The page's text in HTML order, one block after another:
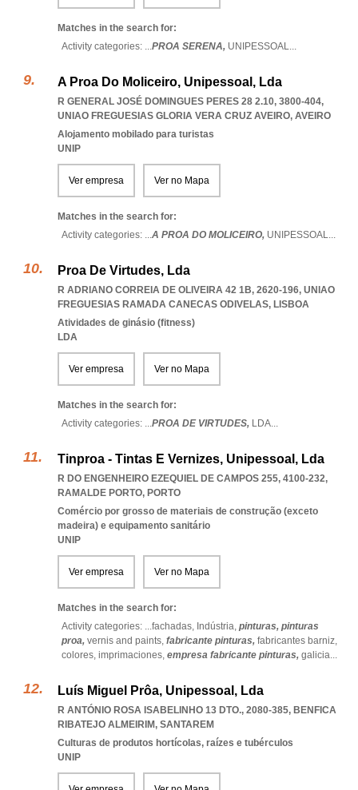
Matches in the search for:
Activity categories: ...PROA SERENA, UNIPESSOAL...
A Proa Do Moliceiro, Unipessoal, Lda
R GENERAL JOSÉ DOMINGUES PERES 28 2.10, 3800-404,
UNIAO FREGUESIAS GLORIA VERA CRUZ AVEIRO, AVEIRO
Alojamento mobilado para turistas
UNIP
Ver empresa Ver no Mapa
Matches in the search for:
Activity categories: ...A PROA DO MOLICEIRO, UNIPESSOAL...
Proa De Virtudes, Lda
R ADRIANO CORREIA DE OLIVEIRA 42 1B, 2620-196, UNIAO
FREGUESIAS RAMADA CANECAS ODIVELAS, LISBOA
Atividades de ginásio (fitness)
LDA
Ver empresa Ver no Mapa
Matches in the search for:
Activity categories: ...PROA DE VIRTUDES, LDA...
Tinproa - Tintas E Vernizes, Unipessoal, Lda
R DO ENGENHEIRO EZEQUIEL DE CAMPOS 255, 4100-232,
RAMALDE PORTO, PORTO
Comércio por grosso de materiais de construção (exceto
madeira) e equipamento sanitário
UNIP
Ver empresa Ver no Mapa
Matches in the search for:
Activity categories: ...fachadas, Indústria, pinturas, pinturas
proa, vernis and paints, fabricante pinturas, fabricantes barniz,
colores, imprimaciones, empresa fabricante pinturas, galicia...
Luís Miguel Prôa, Unipessoal, Lda
R ANTÓNIO ROSA ISABELINHO 13 DTO., 2080-385, BENFICA
RIBATEJO ALMEIRIM, SANTAREM
Culturas de produtos hortícolas, raízes e tubérculos
UNIP